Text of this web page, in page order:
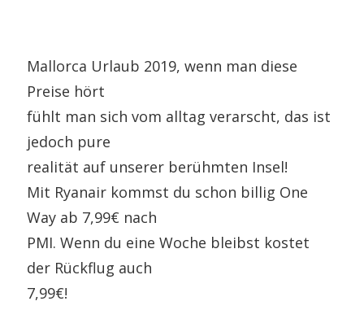
Mallorca Urlaub 2019, wenn man diese
Preise hört
fühlt man sich vom alltag verarscht, das ist
jedoch pure
realität auf unserer berühmten Insel!
Mit Ryanair kommst du schon billig One
Way ab 7,99€ nach
PMI. Wenn du eine Woche bleibst kostet
der Rückflug auch
7,99€!